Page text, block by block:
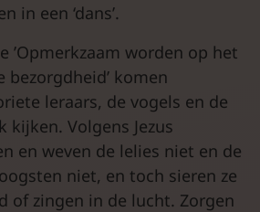
in een ‘dans’.
’Opmerkzaam worden op het
komen
leraars, de vogels en de
kijken. Volgens Jezus
en weven de lelies niet en de
niet, en toch sieren ze
of zingen in de lucht. Zorgen